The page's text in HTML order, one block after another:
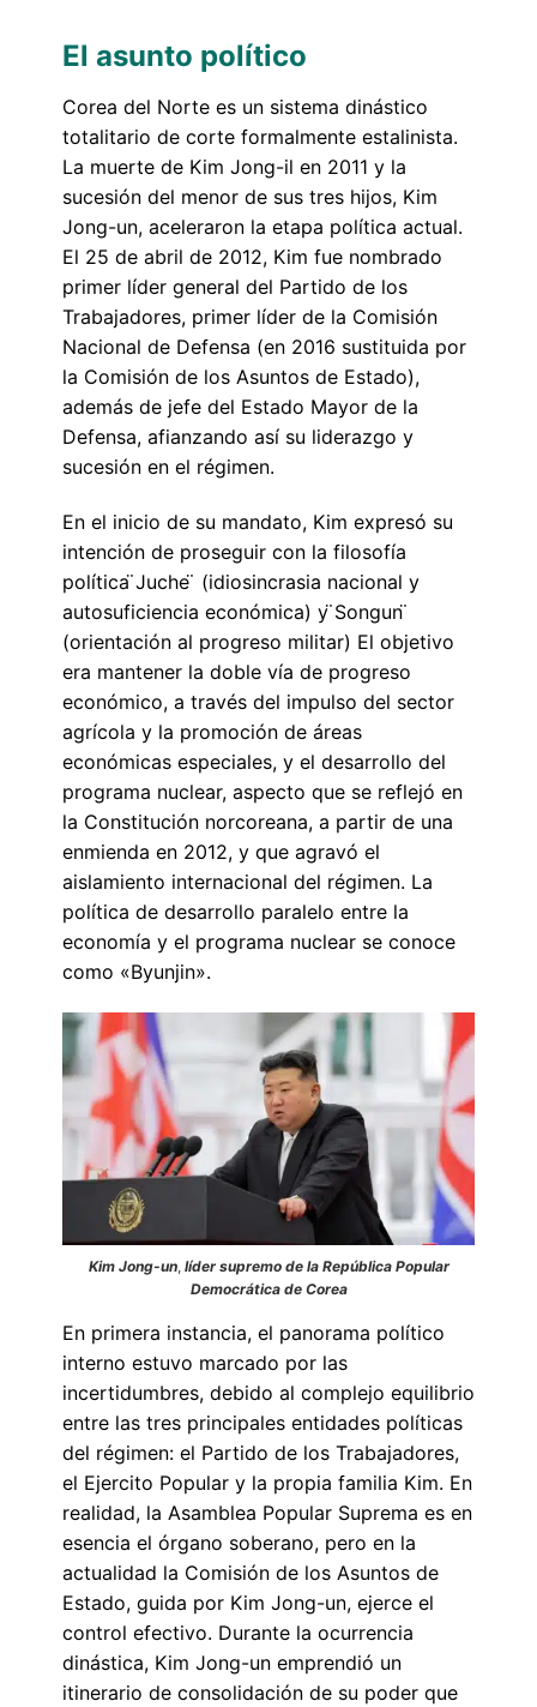
El asunto político
Corea del Norte es un sistema dinástico
totalitario de corte formalmente estalinista.
La muerte de Kim Jong-il en 2011 y la
sucesión del menor de sus tres hijos, Kim
Jong-un, aceleraron la etapa política actual.
El 25 de abril de 2012, Kim fue nombrado
primer líder general del Partido de los
Trabajadores, primer líder de la Comisión
Nacional de Defensa (en 2016 sustituida por
la Comisión de los Asuntos de Estado),
además de jefe del Estado Mayor de la
Defensa, afianzando así su liderazgo y
sucesión en el régimen.
En el inicio de su mandato, Kim expresó su
intención de proseguir con la filosofía
política ̈Juche ̈ (idiosincrasia nacional y
autosuficiencia económica) y ̈Songun ̈
(orientación al progreso militar) El objetivo
era mantener la doble vía de progreso
económico, a través del impulso del sector
agrícola y la promoción de áreas
económicas especiales, y el desarrollo del
programa nuclear, aspecto que se reflejó en
la Constitución norcoreana, a partir de una
enmienda en 2012, y que agravó el
aislamiento internacional del régimen. La
política de desarrollo paralelo entre la
economía y el programa nuclear se conoce
como «Byunjin».
Kim Jong-un,líder supremo de la República Popular
Democrática de Corea
En primera instancia, el panorama político
interno estuvo marcado por las
incertidumbres, debido al complejo equilibrio
entre las tres principales entidades políticas
del régimen: el Partido de los Trabajadores,
el Ejercito Popular y la propia familia Kim. En
realidad, la Asamblea Popular Suprema es en
esencia el órgano soberano, pero en la
actualidad la Comisión de los Asuntos de
Estado, guida por Kim Jong-un, ejerce el
control efectivo. Durante la ocurrencia
dinástica, Kim Jong-un emprendió un
itinerario de consolidación de su poder que